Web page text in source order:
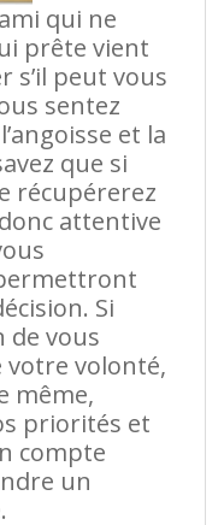
qui ne
prête vient
s’il peut vous
sentez
et la
que si
récupérerez
attentive
Si
de vous
votre volonté,
même,
priorités et
compte
un